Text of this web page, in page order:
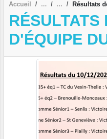
Accueil Résultats
RÉSULTATS
D'ÉQUIPE